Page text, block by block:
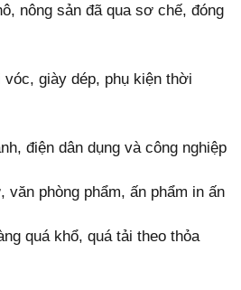
nông sản đã qua sơ chế, đóng
giày dép, phụ kiện thời
điện dân dụng và công nghiệp
văn phòng phẩm, ấn phẩm in ấn
quá khổ, quá tải theo thỏa